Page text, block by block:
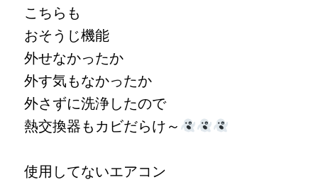
こちらも
おそうじ機能
外せなかったか
外す気もなかったか
外さずに洗浄したので
熱交換器もカビだらけ～
使用してないエアコン